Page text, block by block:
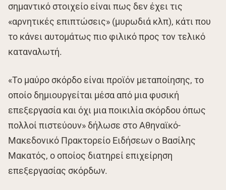
σημαντικό στοιχείο είναι πως δεν έχει τις
«αρνητικές επιπτώσεις» (μυρωδιά κλπ), κάτι που
το κάνει αυτομάτως πιο φιλικό προς τον τελικό
καταναλωτή.
«Το μαύρο σκόρδο είναι προϊόν μεταποίησης, το
οποίο δημιουργείται μέσα από μια φυσική
επεξεργασία και όχι μια ποικιλία σκόρδου όπως
πολλοί πιστεύουν» δήλωσε στο Αθηναϊκό-
Μακεδονικό Πρακτορείο Ειδήσεων ο Βασίλης
Μακατός, ο οποίος διατηρεί επιχείρηση
επεξεργασίας σκόρδων.